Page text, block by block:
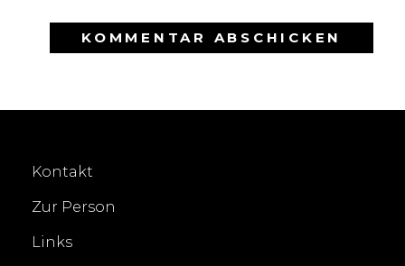
Kontakt
Zur Person
Links